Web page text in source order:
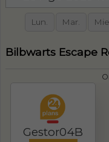
Lun. Mar.
Bilbwarts Escape
Gestor04B